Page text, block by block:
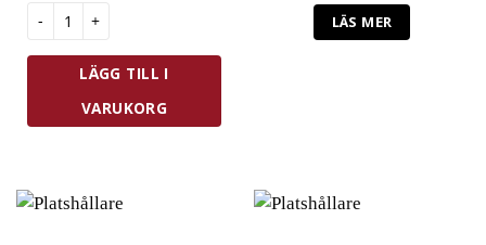
iGenietti Tratt till Olivolja mängd
LÄGG TILL I
VARUKORG
LÄS MER